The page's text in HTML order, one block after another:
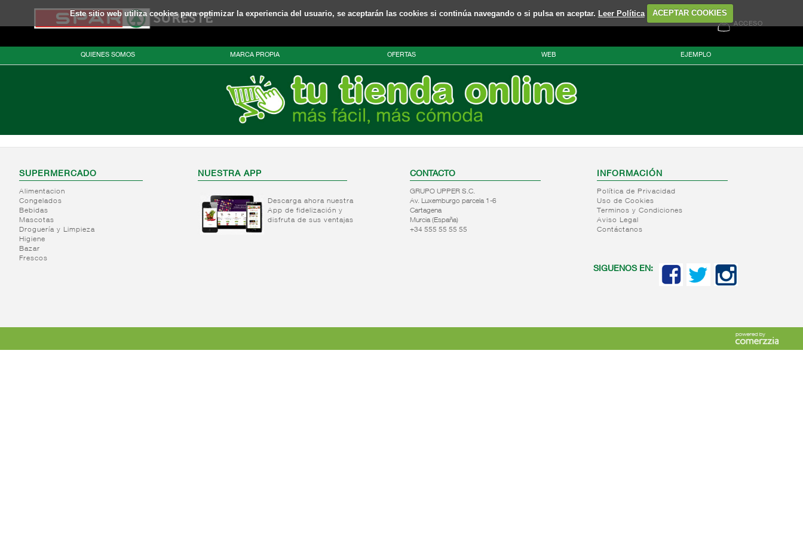
Este sitio web utiliza cookies para optimizar la experiencia del usuario, se aceptarán las cookies si continúa navegando o si pulsa en aceptar. Leer Política ACEPTAR COOKIES
ACCESO
QUIENES SOMOS MARCA PROPIA OFERTAS WEB EJEMPLO
SUPERMERCADO
Alimentacion
Congelados
Bebidas
Mascotas
Droguería y Limpieza
Higiene
Bazar
Frescos
NUESTRA APP
Descarga ahora nuestra
App de fidelización y
disfruta de sus ventajas
CONTACTO
GRUPO UPPER S.C.
Av. Luxemburgo parcela 1-6
Cartagena
Murcia (España)
+34 555 55 55 55
INFORMACIÓN
Política de Privacidad
Uso de Cookies
Terminos y Condiciones
Aviso Legal
Contáctanos
SIGUENOS EN: